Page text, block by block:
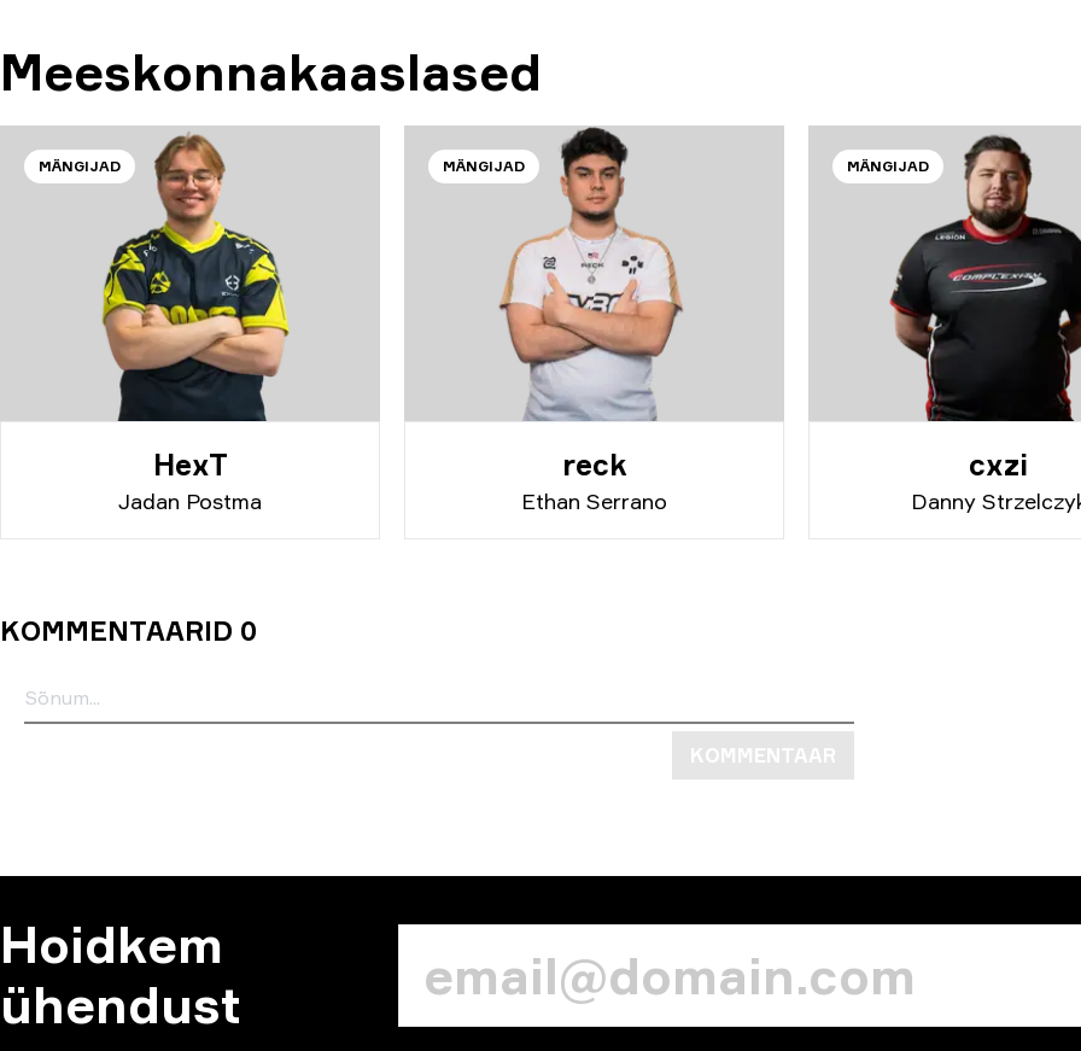
Meeskonnakaaslased
MÄNGIJAD
HexT
Jadan Postma
MÄNGIJAD
reck
Ethan Serrano
MÄNGIJAD
cxzi
Danny
KOMMENTAARID 0
KOMMENTAAR
Hoidkem
ühendust